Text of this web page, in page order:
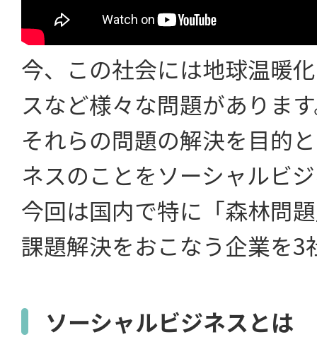
今、この社会には地球温暖
スなど様々な問題がありま
それらの問題の解決を目的
ネスのことをソーシャルビ
今回は国内で特に「森林問
課題解決をおこなう企業を3
ソーシャルビジネスとは